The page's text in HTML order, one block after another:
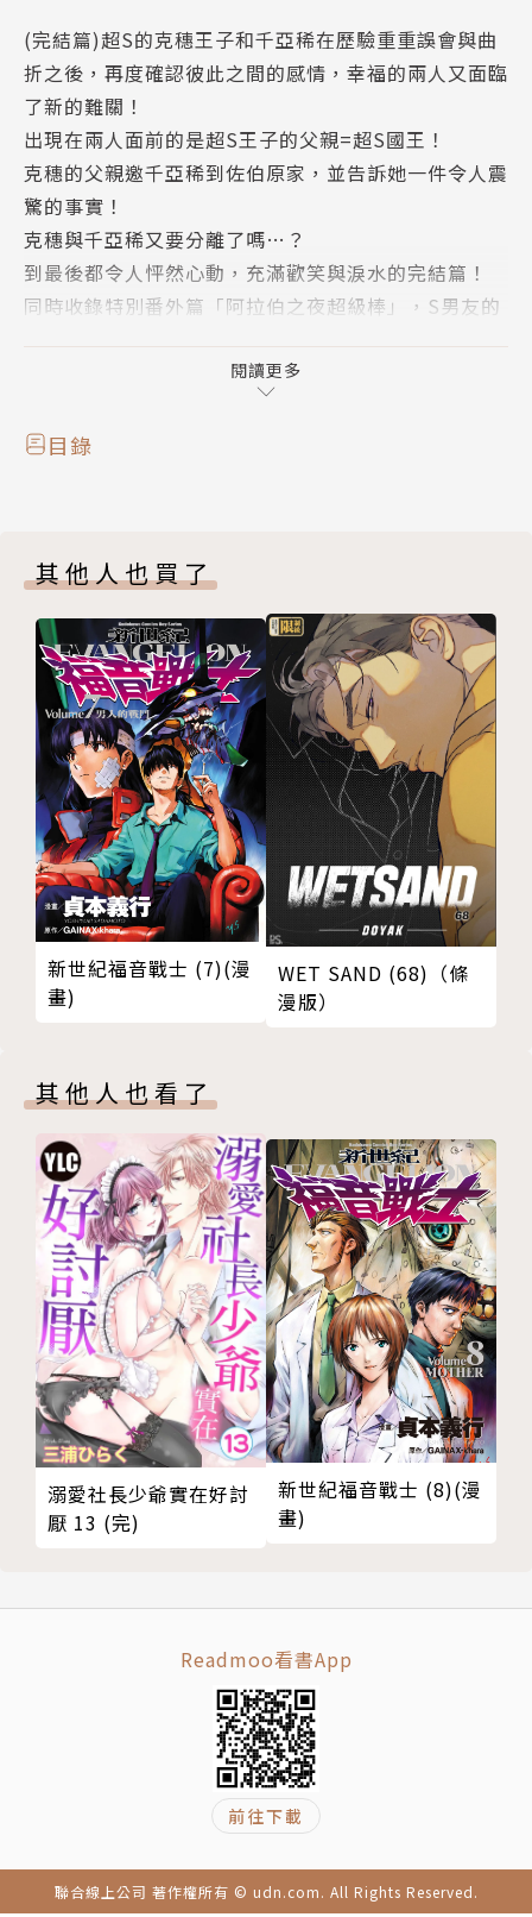
(完結篇)超S的克穗王子和千亞稀在歷驗重重誤會與曲
折之後，再度確認彼此之間的感情，幸福的兩人又面臨
了新的難關！
出現在兩人面前的是超S王子的父親=超S國王！
克穗的父親邀千亞稀到佐伯原家，並告訴她一件令人震
驚的事實！
克穗與千亞稀又要分離了嗎…？
到最後都令人怦然心動，充滿歡笑與淚水的完結篇！
同時收錄特別番外篇「阿拉伯之夜超級棒」，S男友的
閱讀更多
目錄
其他人也買了
新世紀福音戰士 (7)(漫
畫)
WET SAND (68)（條
漫版）
其他人也看了
溺愛社長少爺實在好討
厭 13 (完)
新世紀福音戰士 (8)(漫
畫)
Readmoo看書App
前往下載
聯合線上公司 著作權所有 © udn.com. All Rights Reserved.